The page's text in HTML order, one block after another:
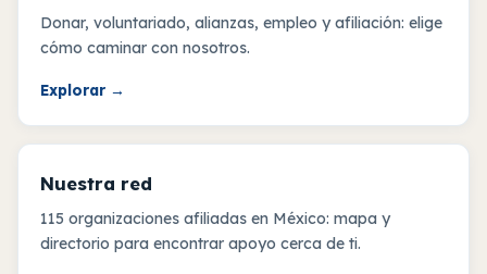
Donar, voluntariado, alianzas, empleo y afiliación: elige
cómo caminar con nosotros.
Explorar →
Nuestra red
115 organizaciones afiliadas en México: mapa y
directorio para encontrar apoyo cerca de ti.